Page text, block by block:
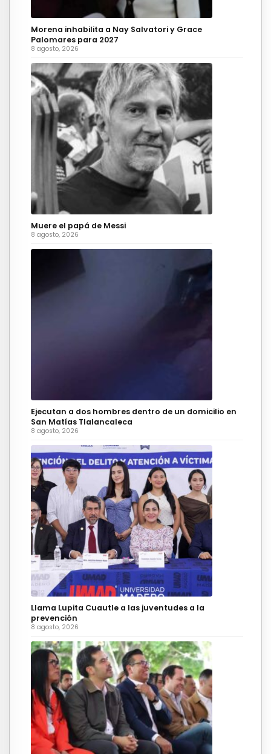
Morena inhabilita a Nay Salvatori y Grace
Palomares para 2027
8 agosto, 2026
Muere el papá de Messi
8 agosto, 2026
Ejecutan a dos hombres dentro de un domicilio en
San Matías Tlalancaleca
8 agosto, 2026
Llama Lupita Cuautle a las juventudes a la
prevención
8 agosto, 2026